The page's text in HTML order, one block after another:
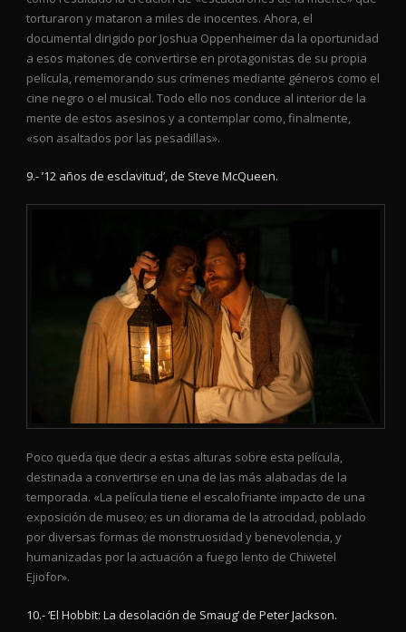
torturaron y mataron a miles de inocentes. Ahora, el
documental dirigido por Joshua Oppenheimer da la oportunidad
a esos matones de convertirse en protagonistas de su propia
película, rememorando sus crímenes mediante géneros como el
cine negro o el musical. Todo ello nos conduce al interior de la
mente de estos asesinos y a contemplar como, finalmente,
«son asaltados por las pesadillas».
9.- ’12 años de esclavitud’, de Steve McQueen.
Poco queda que decir a estas alturas sobre esta película,
destinada a convertirse en una de las más alabadas de la
temporada. «La película tiene el escalofriante impacto de una
exposición de museo; es un diorama de la atrocidad, poblado
por diversas formas de monstruosidad y benevolencia, y
humanizadas por la actuación a fuego lento de Chiwetel
Ejiofor».
10.- ‘El Hobbit: La desolación de Smaug’ de Peter Jackson.